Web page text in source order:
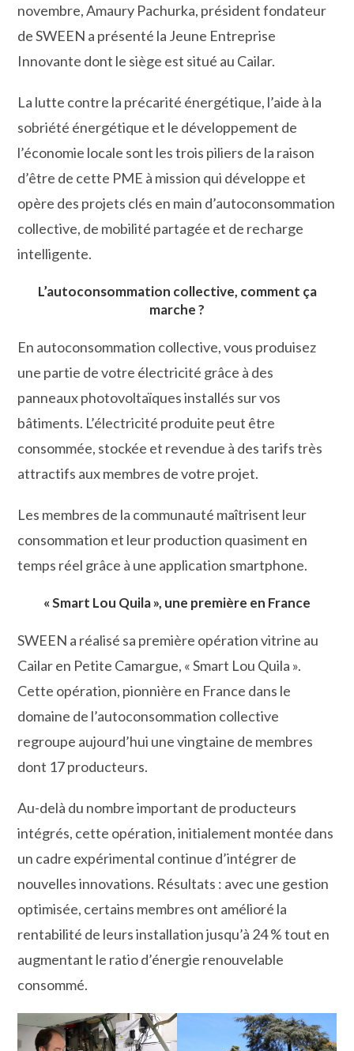
novembre, Amaury Pachurka, président fondateur
de SWEEN a présenté la Jeune Entreprise
Innovante dont le siège est situé au Cailar.
La lutte contre la précarité énergétique, l’aide à la
sobriété énergétique et le développement de
l’économie locale sont les trois piliers de la raison
d’être de cette PME à mission qui développe et
opère des projets clés en main d’autoconsommation
collective, de mobilité partagée et de recharge
intelligente.
L’autoconsommation collective, comment ça
marche ?
En autoconsommation collective, vous produisez
une partie de votre électricité grâce à des
panneaux photovoltaïques installés sur vos
bâtiments. L’électricité produite peut être
consommée, stockée et revendue à des tarifs très
attractifs aux membres de votre projet.
Les membres de la communauté maîtrisent leur
consommation et leur production quasiment en
temps réel grâce à une application smartphone.
« Smart Lou Quila », une première en France
SWEEN a réalisé sa première opération vitrine au
Cailar en Petite Camargue, « Smart Lou Quila ».
Cette opération, pionnière en France dans le
domaine de l’autoconsommation collective
regroupe aujourd’hui une vingtaine de membres
dont 17 producteurs.
Au-delà du nombre important de producteurs
intégrés, cette opération, initialement montée dans
un cadre expérimental continue d’intégrer de
nouvelles innovations. Résultats : avec une gestion
optimisée, certains membres ont amélioré la
rentabilité de leurs installation jusqu’à 24 % tout en
augmentant le ratio d’énergie renouvelable
consommé.